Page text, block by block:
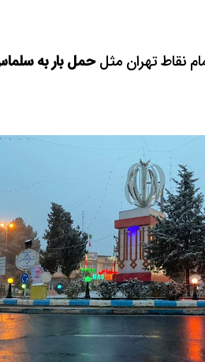
نقاط تهران مثلحمل بار به